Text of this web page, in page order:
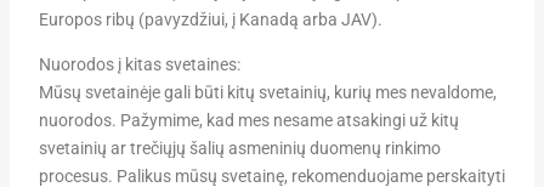
Europos ribų (pavyzdžiui, į Kanadą arba JAV).
Nuorodos į kitas svetaines:
Mūsų svetainėje gali būti kitų svetainių, kurių mes nevaldome,
nuorodos. Pažymime, kad mes nesame atsakingi už kitų
svetainių ar trečiųjų šalių asmeninių duomenų rinkimo
procesus. Palikus mūsų svetainę, rekomenduojame perskaityti